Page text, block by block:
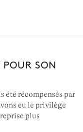
POUR SON
été récompensés par
eu le privilège
plus